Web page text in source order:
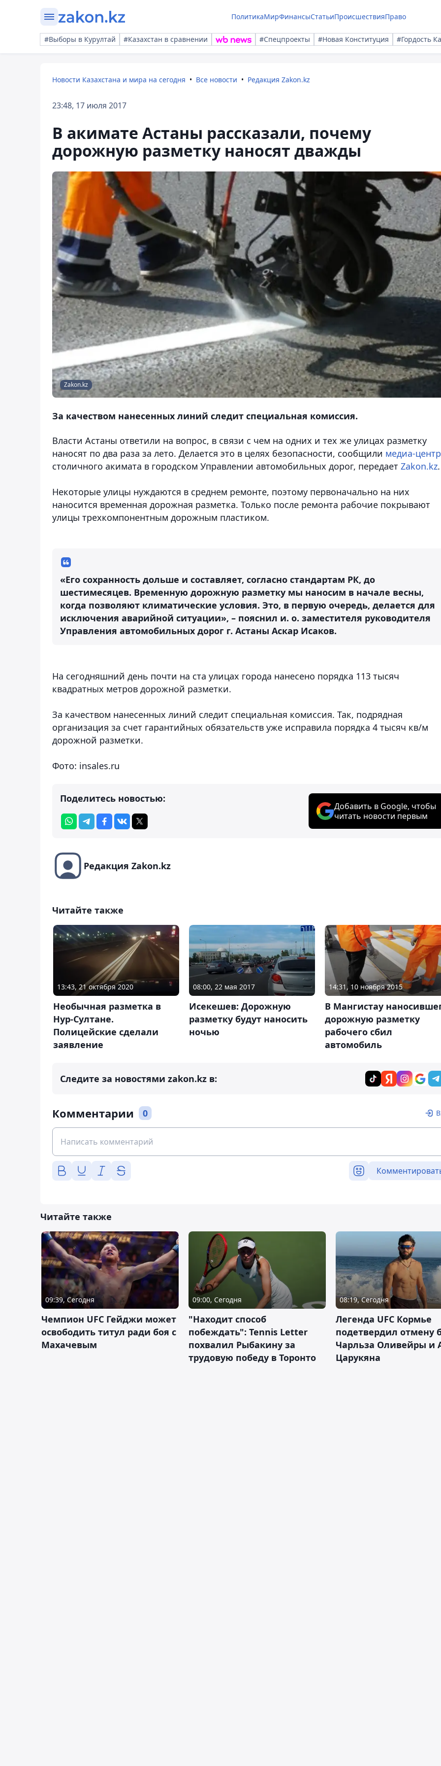
ПолитикаМирФинансыСтатьиПроисшествияПраво
#Выборы в Курултай #Казахстан в сравнении #Спецпроекты #Новая Конституция #Гордость
Новости Казахстана и мира на сегодня Все новости Редакция Zakon.kz
23:48, 17 июля 2017
В акимате Астаны рассказали, почему
дорожную разметку наносят дважды
Zakon.kz
За качеством нанесенных линий следит специальная комиссия.
Власти Астаны ответили на вопрос, в связи с чем на одних и тех же улицах разметку
наносят по два раза за лето. Делается это в целях безопасности, сообщили медиа-
столичного акимата в городском Управлении автомобильных дорог, передает Zakon.kz.
Некоторые улицы нуждаются в среднем ремонте, поэтому первоначально на них
наносится временная дорожная разметка. Только после ремонта рабочие покрывают
улицы трехкомпонентным дорожным пластиком.
«Его сохранность дольше и составляет, согласно стандартам РК, до
шестимесяцев. Временную дорожную разметку мы наносим в начале весны,
когда позволяют климатические условия. Это, в первую очередь, делается для
исключения аварийной ситуации», – пояснил и. о. заместителя руководителя
Управления автомобильных дорог г. Астаны Аскар Исаков.
На сегодняшний день почти на ста улицах города нанесено порядка 113 тысяч
квадратных метров дорожной разметки.
За качеством нанесенных линий следит специальная комиссия. Так, подрядная
организация за счет гарантийных обязательств уже исправила порядка 4 тысяч кв/м
дорожной разметки.
Фото: insales.ru
Поделитесь новостью:
Добавить в Google, чтобы
читать новости первым
Редакция Zakon.kz
Читайте также
13:43, 21 октября 2020
Необычная разметка в
Нур-Султане.
Полицейские сделали
заявление
08:00, 22 мая 2017
Исекешев: Дорожную
разметку будут наносить
ночью
14:31, 10 ноября 2015
В Мангистау
дорожную разметку
рабочего сбил
автомобиль
Следите за новостями zakon.kz в:
Комментарии 0
Читайте также
09:39, Сегодня
Чемпион UFC Гейджи может
освободить титул ради боя с
Махачевым
09:00, Сегодня
"Находит способ
побеждать": Tennis Letter
похвалил Рыбакину за
трудовую победу в Торонто
08:19, Сегодня
Легенда UFC Кормье
подетвердил отмену
Чарльза Оливейры и
Царукяна